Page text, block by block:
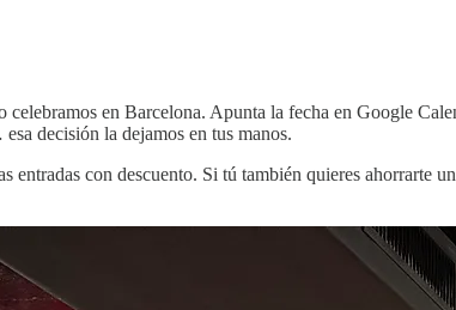
en Barcelona. Apunta la fecha en Google
decisión la dejamos en tus manos.
con descuento. Si tú también quieres ahorrarte